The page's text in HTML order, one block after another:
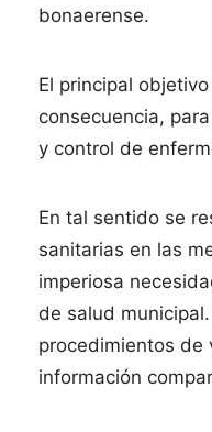
bonaerense.
El principal
consecuencia,
y control de
En tal sentido se
sanitarias en las
imperiosa
de salud
procedimientos de
información